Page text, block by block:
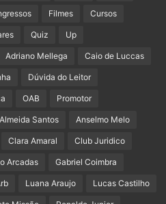
Filmes Cursos
Quiz Up
Adriano Mellega Caio de Luccas
Dúvida do Leitor
OAB Promotor
Almeida Santos Anselmo Melo
Clara Amaral Club Juridico
Arcadas Gabriel Coimbra
Luana Araujo Lucas Castilho